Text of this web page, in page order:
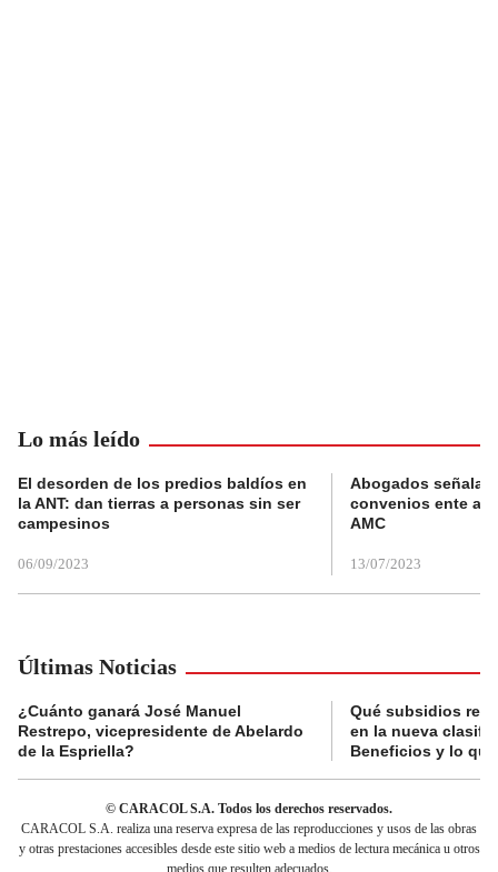
Lo más leído
El desorden de los predios baldíos en
la ANT: dan tierras a personas sin ser
campesinos
06/09/2023
Abogados
convenios ente
AMC
13/07/2023
Últimas Noticias
¿Cuánto ganará José Manuel
Restrepo, vicepresidente de Abelardo
de la Espriella?
Qué subsidios
en la nueva
Beneficios y lo
© CARACOL S.A. Todos los derechos reservados.
CARACOL S.A. realiza una reserva expresa de las reproducciones y usos de las obras
y otras prestaciones accesibles desde este sitio web a medios de lectura mecánica u otros